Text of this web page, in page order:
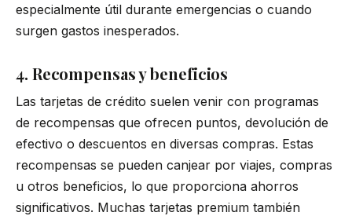
especialmente útil durante emergencias o cuando
surgen gastos inesperados.
4. Recompensas y beneficios
Las tarjetas de crédito suelen venir con programas
de recompensas que ofrecen puntos, devolución de
efectivo o descuentos en diversas compras. Estas
recompensas se pueden canjear por viajes, compras
u otros beneficios, lo que proporciona ahorros
significativos. Muchas tarjetas premium también